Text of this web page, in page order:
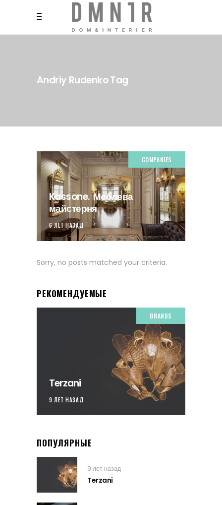
Andriy Rudenko Tag
COMPANIES
Kassone. Меблева
майстерня
6 ЛЕТ НАЗАД
Sorry, no posts matched your criteria.
РЕКОМЕНДУЕМЫЕ
BRANDS
Terzani
9 ЛЕТ НАЗАД
ПОПУЛЯРНЫЕ
9 лет назад
Terzani